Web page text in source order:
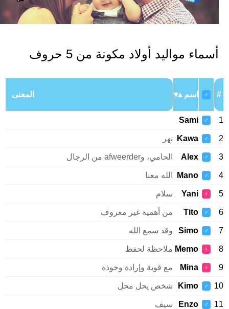
مواليد أولاد مكونة من 5 حروف
♂ اسم المعنى
♂
Sami
♂
Kawa نهر
♂
Alex الحامي، وafweerder من الرجال
♂
Mano الله معنا
♀
Yani سلام
♂
Tito من أهمية غير معروف
♂
Simo وقد سمع الله
♀
Memo ملاحظة لحفظ
♀
Mina مع قوية وإرادة وخوذة
♂
Kimo شخص يحل محل
♂
Enzo سيف